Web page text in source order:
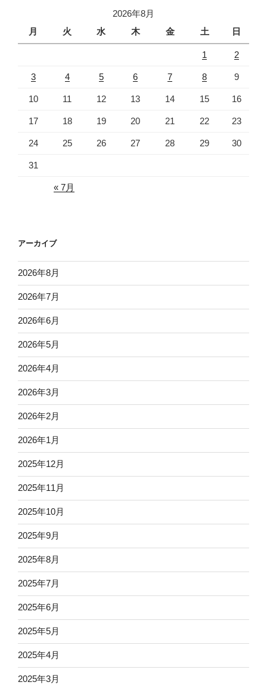
2026年8月
月
火 水 木 金 土 日
1 2
3 4 5 6 7 8 9
10 11 12 13 14 15 16
17 18 19 20 21 22 23
24 25 26 27 28 29 30
31
« 7月
アーカイブ
2026年8月
2026年7月
2026年6月
2026年5月
2026年4月
2026年3月
2026年2月
2026年1月
2025年12月
2025年11月
2025年10月
2025年9月
2025年8月
2025年7月
2025年6月
2025年5月
2025年4月
2025年3月